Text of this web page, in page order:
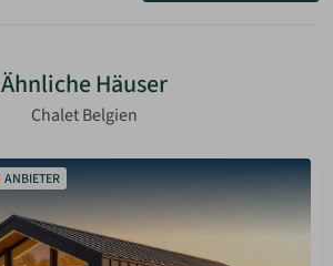
Ähnliche Häuser
Chalet Belgien
ANBIETER